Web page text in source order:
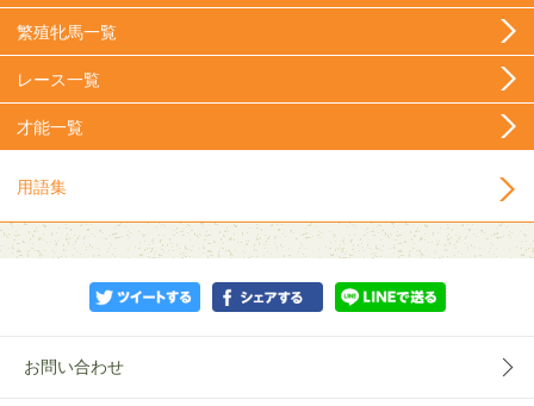
繁殖牝馬一覧
レース一覧
才能一覧
用語集
お問い合わせ